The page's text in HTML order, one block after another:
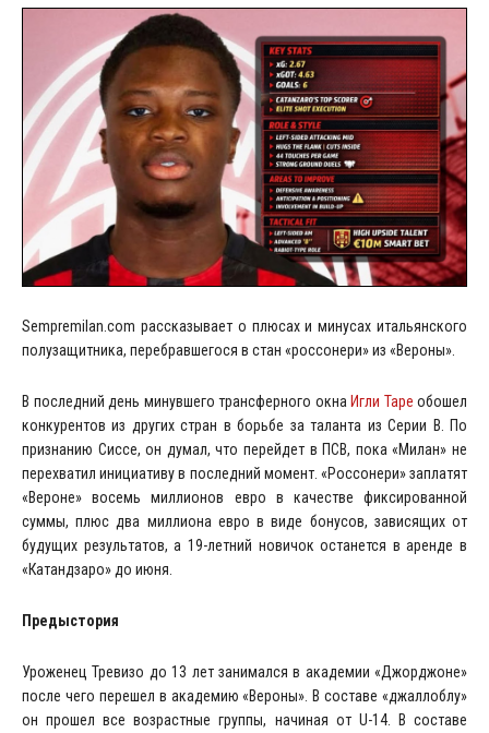
Sempremilan.com рассказывает о плюсах и минусах итальянского
полузащитника, перебравшегося в стан «россонери» из «Вероны».
В последний день минувшего трансферного окна Игли Таре обошел
конкурентов из других стран в борьбе за таланта из Серии В. По
признанию Сиссе, он думал, что перейдет в ПСВ, пока «Милан» не
перехватил инициативу в последний момент. «Россонери» заплатят
«Вероне» восемь миллионов евро в качестве фиксированной
суммы, плюс два миллиона евро в виде бонусов, зависящих от
будущих результатов, а 19-летний новичок останется в аренде в
«Катандзаро» до июня.
Предыстория
Уроженец Тревизо до 13 лет занимался в академии «Джорджоне»
после чего перешел в академию «Вероны». В составе «джаллоблу»
он прошел все возрастные группы, начиная от U-14. В составе